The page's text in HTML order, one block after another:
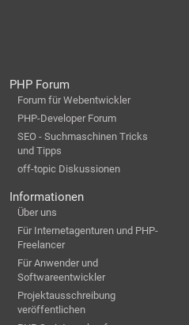
PHP Forum
Forum für Webentwickler
PHP-Developer Forum
SEO - Suchmaschinen Tricks
und Tipps
off-topic Diskussionen
Informationen
Über uns
Für Internetagenturen und PHP-
Freelancer
Für Anwender und
Softwareentwickler
Projektausschreibung
veröffentlichen